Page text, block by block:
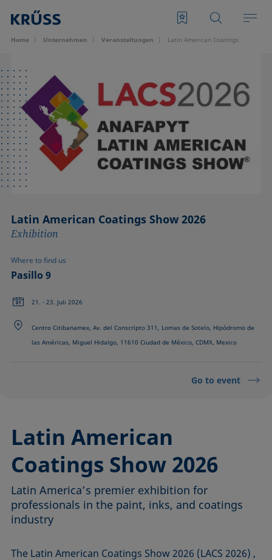
Home Unternehmen Veran­staltungen Latin American Coatings Show 2026
Latin American Coatings Show 2026
Exhibition
Where to find us
Pasillo 9
21. - 23. Juli 2026
Centro Citibanamex, Av. del Conscripto 311, Lomas de Sotelo, Hipódromo de
las Américas, Miguel Hidalgo, 11610 Ciudad de México, CDMX, Mexico
Go to event
Latin American
Coatings Show 2026
Latin America’s premier exhibition for
professionals in the paint, inks, and coatings
industry
The Latin American Coatings Show 2026 (LACS 2026) ,